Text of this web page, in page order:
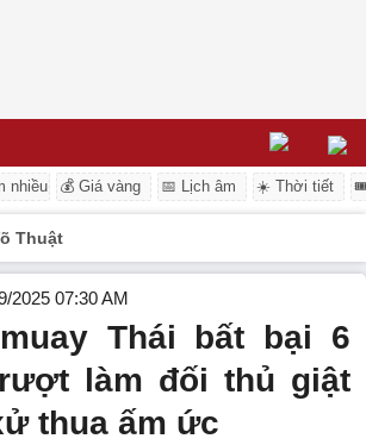
nhiều 💰 Giá vàng 📅 Lịch âm ☀️ Thời tiết
Thuật
2025 07:30 AM
Thái bất bại 6
làm đối thủ giật
thua ấm ức